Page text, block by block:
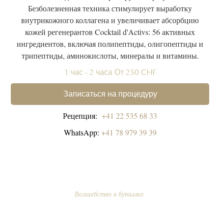
Безболезненная техника стимулирует выработку
внутрикожного коллагена и увеличивает абсорбцию
кожей регенерантов Cocktail d'Activs: 56 активных
ингредиентов, включая полипептиды, олигопептиды и
трипептиды, аминокислоты, минералы и витамины.
1 час - 2 часа От 250 CHF
Записаться на процедуру
Рецепция: +41 22 535 68 33
WhatsApp: +41 78 979 39 39
Волшебство в бутылке.